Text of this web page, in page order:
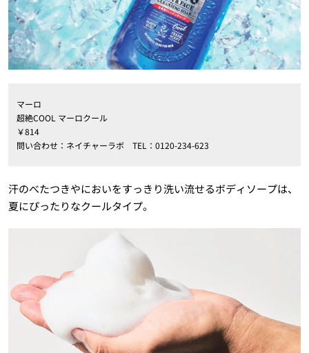
マーロ
超絶COOL マーロクール
￥814
問い合わせ：ネイチャーラボ TEL：0120-234-623
汗のべたつきやにおいをすっきり洗い流せるボディソープは、
夏にぴったりなクールタイプ。